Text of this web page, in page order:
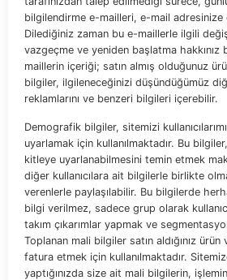
bilgilendirme e-mailleri, e-mail adresinize
Dilediğiniz zaman bu e-maillerle ilgili
vazgeçme ve yeniden başlatma hakkınız
maillerin içeriği; satın almış olduğunuz
bilgiler, ilgileneceğinizi düşündüğümüz
reklamlarını ve benzeri bilgileri içerebilir.
Demografik bilgiler, sitemizi
uyarlamak için kullanılmaktadır. Bu
kitleye uyarlanabilmesini temin etmek
diğer kullanıcılara ait bilgilerle birlikte
verenlerle paylaşılabilir. Bu bilgilerde
bilgi verilmez, sadece grup olarak
takım çıkarımlar yapmak ve
Toplanan mali bilgiler satın aldığınız
fatura etmek için kullanılmaktadır.
yaptığınızda size ait mali bilgilerin,